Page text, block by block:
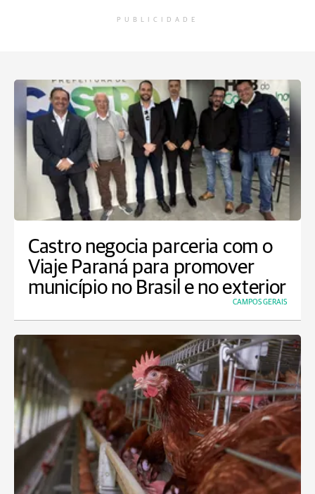
PUBLICIDADE
Castro negocia parceria com o
Viaje Paraná para promover
município no Brasil e no exterior
CAMPOS GERAIS